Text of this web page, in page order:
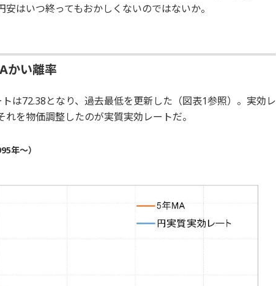
はいつ終ってもおかしくないのではないか。
かい離率
は72.38となり、過去最低を更新した（図表1参照）。実効レ
を物価調整したのが実質実効レートだ。
年～）